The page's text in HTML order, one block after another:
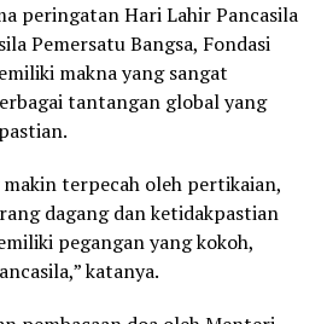
peringatan Hari Lahir Pancasila
Pemersatu Bangsa, Fondasi
makna yang sangat
tantangan global yang
terpecah oleh pertikaian,
dagang dan ketidakpastian
pegangan yang kokoh,
katanya.